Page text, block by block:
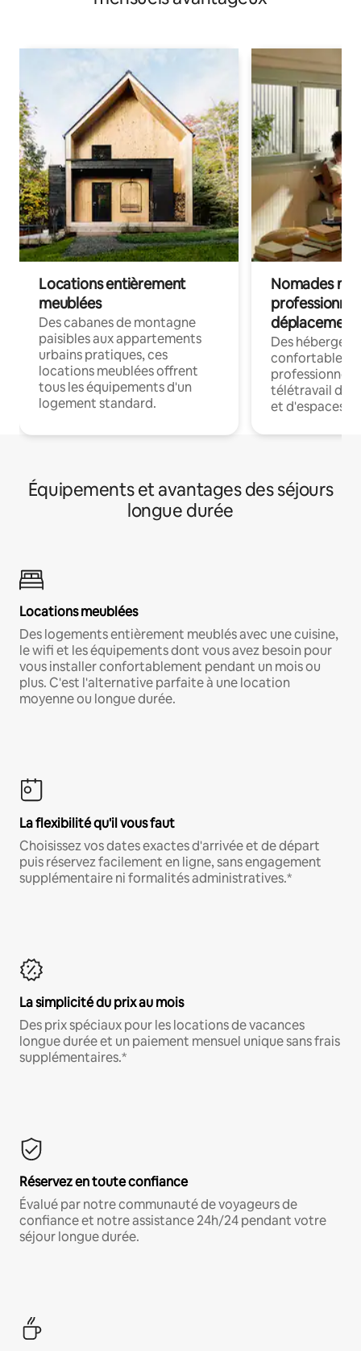
Locations entièrement
meublées
Des cabanes de montagne
paisibles aux appartements
urbains pratiques, ces
locations meublées offrent
tous les équipements d'un
logement standard.
Nomades
déplacement
Des
confortables
professionnels
télétravail
et d'espaces
Équipements et avantages des séjours
longue durée
Locations meublées
Des logements entièrement meublés avec une cuisine,
le wifi et les équipements dont vous avez besoin pour
vous installer confortablement pendant un mois ou
plus. C'est l'alternative parfaite à une location
moyenne ou longue durée.
La flexibilité qu'il vous faut
Choisissez vos dates exactes d'arrivée et de départ
puis réservez facilement en ligne, sans engagement
supplémentaire ni formalités administratives.*
La simplicité du prix au mois
Des prix spéciaux pour les locations de vacances
longue durée et un paiement mensuel unique sans frais
supplémentaires.*
Réservez en toute confiance
Évalué par notre communauté de voyageurs de
confiance et notre assistance 24h/24 pendant votre
séjour longue durée.